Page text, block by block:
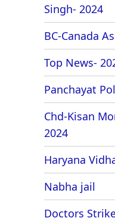
Singh- 2024
BC-Canada
Top News-
Panchayat
Chd-Kisan
2024
Haryana
Nabha jail
Doctors